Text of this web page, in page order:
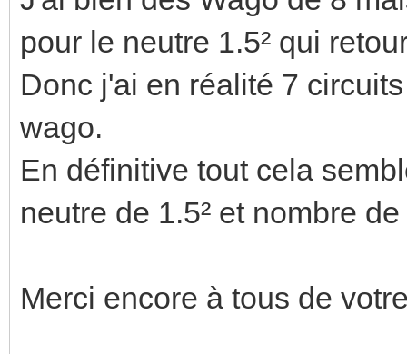
pour le neutre 1.5² qui
Donc j'ai en réalité 7
wago.
En définitive tout cela
neutre de 1.5² et nombre
Merci encore à tous de